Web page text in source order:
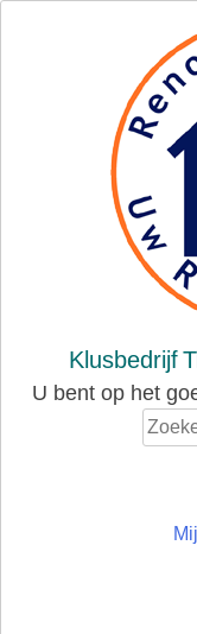
Klusbedrijf
U bent op het